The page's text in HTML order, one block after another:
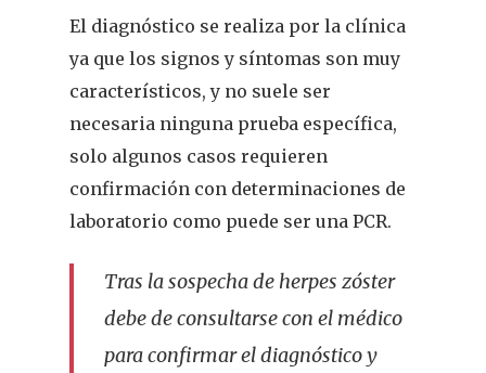
El diagnóstico se realiza por la clínica
ya que los signos y síntomas son muy
característicos, y no suele ser
necesaria ninguna prueba específica,
solo algunos casos requieren
confirmación con determinaciones de
laboratorio como puede ser una PCR.
Tras la sospecha de herpes zóster
debe de consultarse con el médico
para confirmar el diagnóstico y